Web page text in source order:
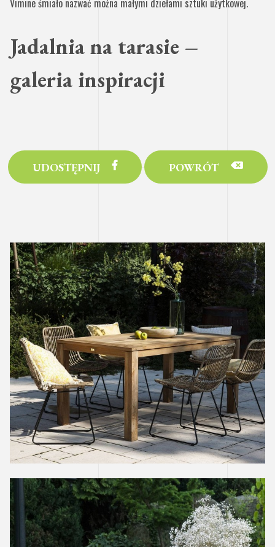
Vimine śmiało nazwać można małymi dziełami sztuki użytkowej.
Jadalnia na tarasie –
galeria inspiracji
UDOSTĘPNIJ POWRÓT